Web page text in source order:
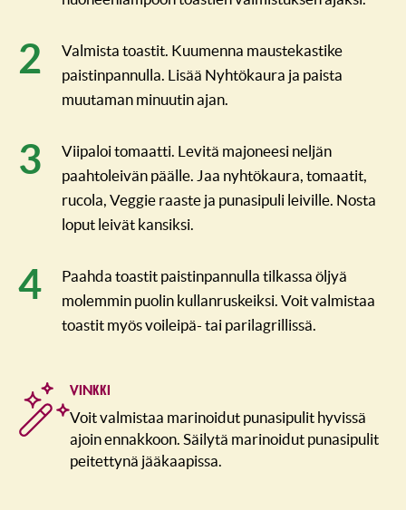
Valmista toastit. Kuumenna maustekastike
paistinpannulla. Lisää Nyhtökaura ja paista
muutaman minuutin ajan.
Viipaloi tomaatti. Levitä majoneesi neljän
paahtoleivän päälle. Jaa nyhtökaura, tomaatit,
rucola, Veggie raaste ja punasipuli leiville. Nosta
loput leivät kansiksi.
Paahda toastit paistinpannulla tilkassa öljyä
molemmin puolin kullanruskeiksi. Voit valmistaa
toastit myös voileipä- tai parilagrillissä.
VINKKI
Voit valmistaa marinoidut punasipulit hyvissä
ajoin ennakkoon. Säilytä marinoidut punasipulit
peitettynä jääkaapissa.